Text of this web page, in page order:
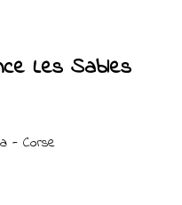
Les Sables
- Corse